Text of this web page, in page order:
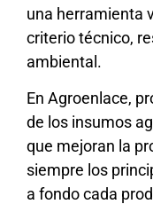
una herramienta
criterio técnico,
ambiental.
En Agroenlace,
de los insumos
que mejoran la
siempre los
a fondo cada